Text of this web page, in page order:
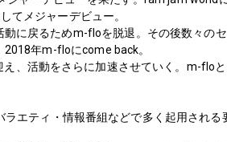
てメジャーデビュー。
に戻るためm-floを脱退。その後数々の
年m-floにcome back。
、活動をさらに加速させていく。m-flo
エティ・情報番組などで多く起用される